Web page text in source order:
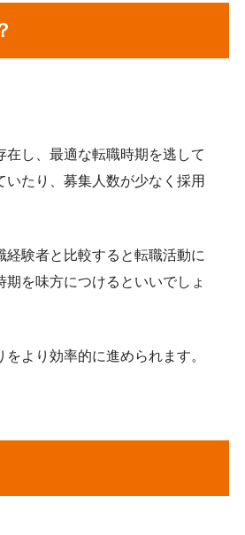
し、最適な転職時期を逃して
たり、募集人数が少なく採用
験者と比較すると転職活動に
を味方につけるといいでしょ
より効率的に進められます。